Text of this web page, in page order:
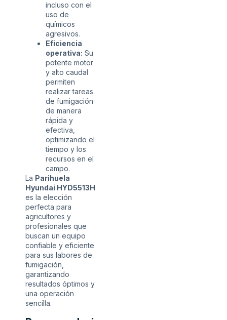
incluso con el
uso de
químicos
agresivos.
Eficiencia
operativa: Su
potente motor
y alto caudal
permiten
realizar tareas
de fumigación
de manera
rápida y
efectiva,
optimizando el
tiempo y los
recursos en el
campo.
La Parihuela
Hyundai HYD5513H
es la elección
perfecta para
agricultores y
profesionales que
buscan un equipo
confiable y eficiente
para sus labores de
fumigación,
garantizando
resultados óptimos y
una operación
sencilla.